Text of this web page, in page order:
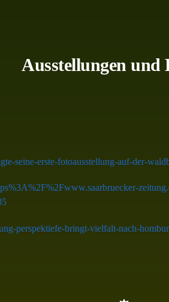
Ausstellungen und
seine-erste-fotoausstellung-auf-der-
perspektiefe-bringt-vielfalt-nach-